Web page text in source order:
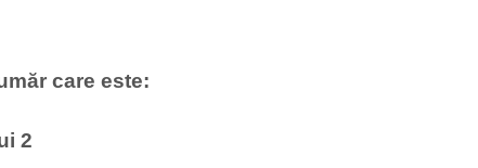
care este:
2